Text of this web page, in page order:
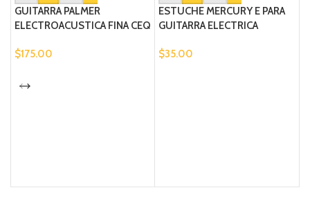
GUITARRA PALMER
ELECTROACUSTICA FINA CEQ
$175.00
ESTUCHE MERCURY E PARA
GUITARRA ELECTRICA
$35.00